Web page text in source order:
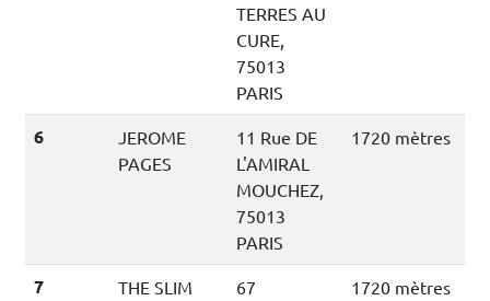
TERRES AU
CURE,
75013
PARIS
6
JEROME
PAGES
11 Rue DE
L'AMIRAL
MOUCHEZ,
75013
PARIS
1720 mètres
7
THE SLIM
67
1720 mètres